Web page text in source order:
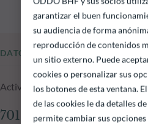
DATOS FUNDAMENTALES
Activos gestionados del fondo a
701.96 M €
garantizar el buen
su audiencia de forma
reproducción de contenidos
un sitio externo. Puede
cookies o personalizar sus
los botones de esta ventana.
de las cookies le da detalles
permite cambiar sus